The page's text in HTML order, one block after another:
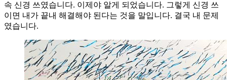
속 신경 쓰였습니다. 이제야 알게 되었습니다. 그렇게 신경 쓰
이면 내가 끝내 해결해야 된다는 것을 말입니다. 결국 내 문제
였습니다.